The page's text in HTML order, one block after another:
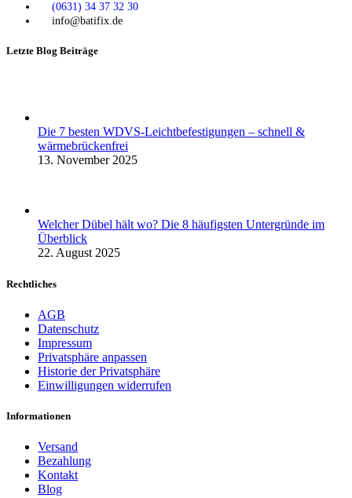
(0631) 34 37 32 30
info@batifix.de
Letzte Blog Beiträge
Die 7 besten WDVS-Leichtbefestigungen – schnell &
wärmebrückenfrei
13. November 2025
Welcher Dübel hält wo? Die 8 häufigsten Untergründe im
Überblick
22. August 2025
Rechtliches
AGB
Datenschutz
Impressum
Privatsphäre anpassen
Historie der Privatsphäre
Einwilligungen widerrufen
Informationen
Versand
Bezahlung
Kontakt
Blog